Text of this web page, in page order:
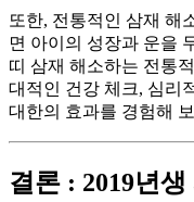
또한, 전통적인 삼재 해
면 아이의 성장과 운을
띠 삼재 해소하는 전통
대적인 건강 체크, 심리
대한의 효과를 경험해
결론 : 2019년